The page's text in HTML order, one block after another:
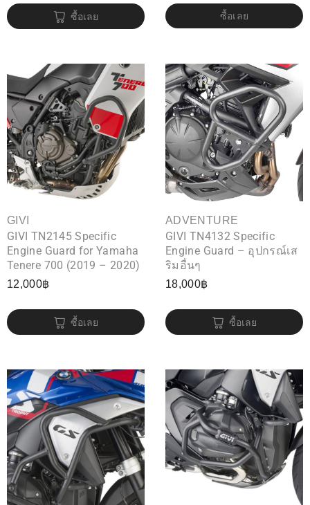
ซื้อเลย ซื้อเลย
GIVI
GIVI TN2145 Specific
Engine Guard for Yamaha
Tenere 700 (2019 – 2020)
12,000฿
ซื้อเลย
ADVENTURE
GIVI TN4132 Specific
Engine Guard – อุปกรณ์เส
ริมอื่นๆ
18,000฿
ซื้อเลย